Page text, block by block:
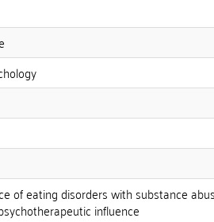
of eating disorders with substance
influence